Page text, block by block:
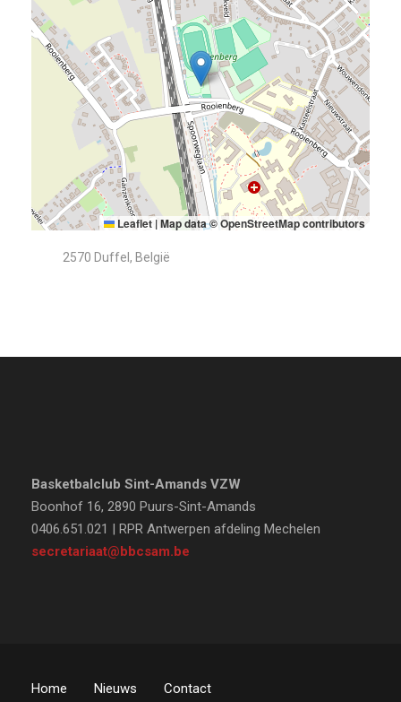
Leaflet |Map data ©OpenStreetMapcontributors
2570 Duffel, België
Basketbalclub Sint-Amands VZW
Boonhof 16, 2890 Puurs-Sint-Amands
0406.651.021 | RPR Antwerpen afdeling Mechelen
secretariaat@bbcsam.be
Home Nieuws Contact